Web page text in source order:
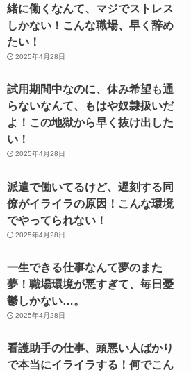
緒に働くなんて、マジでストレス
しかない！こんな職場、早く辞め
たい！
2025年4月28日
試用期間中なのに、休み希望も通
らないなんて、もはや奴隷扱いだ
よ！この地獄から早く抜け出した
い！
2025年4月28日
派遣で働いてるけど、遅刻する同
僚がイライラの原因！こんな環境
でやってられない！
2025年4月28日
一生できる仕事なんて夢のまた
夢！職場環境が悪すぎて、毎日憂
鬱しかない…。
2025年4月28日
看護助手の仕事、頭悪い人ばかり
で本当にイライラする！何でこん